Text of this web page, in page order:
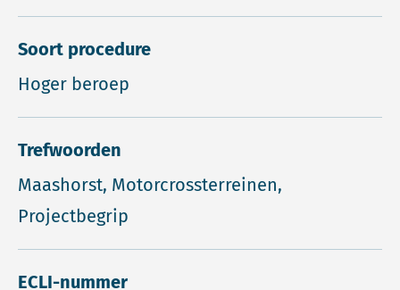
Soort procedure
Hoger beroep
Trefwoorden
Maashorst, Motorcrossterreinen,
Projectbegrip
ECLI-nummer